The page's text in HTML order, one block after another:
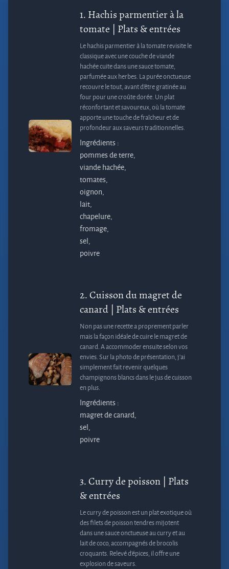
1. Hachis parmentier à la
tomate | Plats & entrées
Le hachis parmentier à la tomate revisite le
classique avec une couche de viande
hachée cuite dans une sauce tomate,
parfumée aux herbes. La purée onctueuse
recouvre le tout, avant d'être gratinée au
four pour une croûte dorée. Un plat
réconfortant et savoureux, où la tomate
apporte une touche de fraîcheur et de
profondeur aux saveurs traditionnelles.
Ingrédients :
pommes de terre,
viande hachée,
tomates,
oignon,
lait,
chapelure,
fromage,
sel,
poivre
2. Cuisson du magret de
canard | Plats & entrées
Non pas une recette a proprement parler
mais la façon idéale de cuire le magret de
canard. A accommoder ensuite selon vos
envies. Sur la photo de présentation, j’ai
simplement fait revenir quelques
champignons blancs dans le jus de cuisson
en plus.
Ingrédients :
magret de canard,
sel,
poivre
3. Curry de poisson | Plats
& entrées
Le curry de poisson est un plat exotique où
des filets de poisson tendres mijotent
dans une sauce onctueuse au curry et au
lait de coco, accompagnés de brocolis
croquants. Relevé d'épices, il offre une
explosion de saveurs.